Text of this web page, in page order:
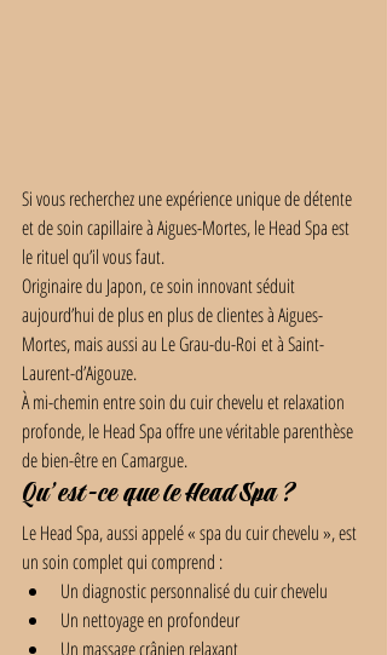
Si vous recherchez une expérience unique de détente
et de soin capillaire à Aigues-Mortes, le Head Spa est
le rituel qu’il vous faut.
Originaire du Japon, ce soin innovant séduit
aujourd’hui de plus en plus de clientes à Aigues-
Mortes, mais aussi au Le Grau-du-Roi et à Saint-
Laurent-d’Aigouze.
À mi-chemin entre soin du cuir chevelu et relaxation
profonde, le Head Spa offre une véritable parenthèse
de bien-être en Camargue.
Qu’est-ce que le Head Spa ?
Le Head Spa, aussi appelé « spa du cuir chevelu », est
un soin complet qui comprend :
Un diagnostic personnalisé du cuir chevelu
Un nettoyage en profondeur
Un massage crânien relaxant